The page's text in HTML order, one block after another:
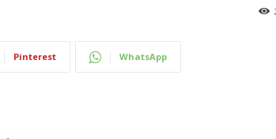
Pinterest WhatsApp